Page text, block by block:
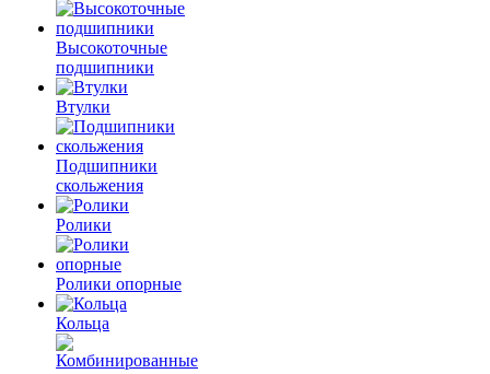
Высокоточные
подшипники
Втулки
Подшипники
скольжения
Ролики
Ролики опорные
Кольца